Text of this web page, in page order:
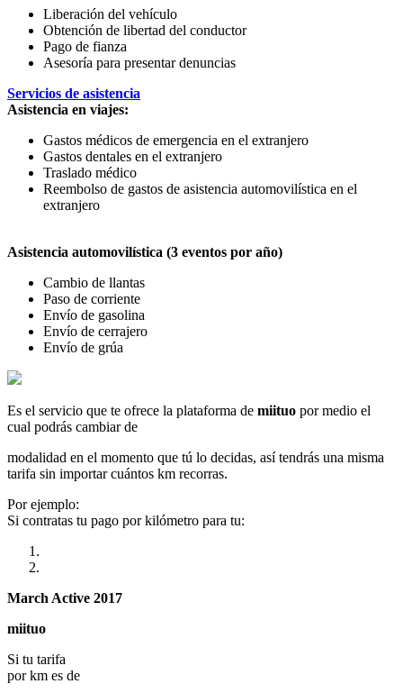
Liberación del vehículo
Obtención de libertad del conductor
Pago de fianza
Asesoría para presentar denuncias
Servicios de asistencia
Asistencia en viajes:
Gastos médicos de emergencia en el extranjero
Gastos dentales en el extranjero
Traslado médico
Reembolso de gastos de asistencia automovilística en el
extranjero
Asistencia automovilística (3 eventos por año)
Cambio de llantas
Paso de corriente
Envío de gasolina
Envío de cerrajero
Envío de grúa
Es el servicio que te ofrece la plataforma de miituo por medio el
cual podrás cambiar de
modalidad en el momento que tú lo decidas, así tendrás una misma
tarifa sin importar cuántos km recorras.
Por ejemplo:
Si contratas tu pago por kilómetro para tu:
March Active 2017
miituo
Si tu tarifa
por km es de